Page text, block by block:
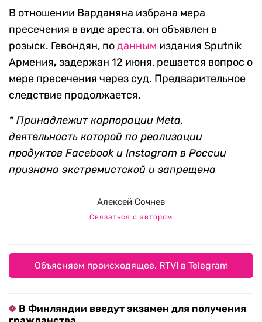
В отношении Варданяна избрана мера
пресечения в виде ареста, он объявлен в
розыск. Гевондян, поданным издания Sputnik
Армения,задержан 12 июня, решается вопрос о
мере пресечения через суд. Предварительное
следствие продолжается.
* Принадлежит корпорации Meta,
деятельность которой по реализации
продуктов Facebook и Instagram в России
признана экстремистской и запрещена
Алексей Сочнев
Связаться с автором
Объясняем происходящее. RTVI в Telegram
В Финляндии введут экзамен для получения